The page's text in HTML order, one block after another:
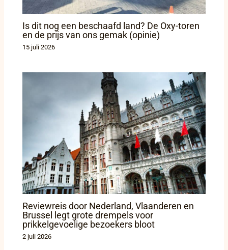
Is dit nog een beschaafd land? De Oxy-toren
en de prijs van ons gemak (opinie)
15 juli 2026
Reviewreis door Nederland, Vlaanderen en
Brussel legt grote drempels voor
prikkelgevoelige bezoekers bloot
2 juli 2026